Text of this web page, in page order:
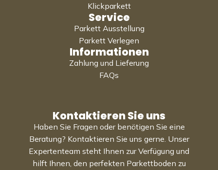
Klickparkett
Service
Parkett Ausstellung
Parkett Verlegen
Informationen
Zahlung und Lieferung
FAQs
Kontaktieren Sie uns
Haben Sie Fragen oder benötigen Sie eine
Beratung? Kontaktieren Sie uns gerne. Unser
Expertenteam steht Ihnen zur Verfügung und
hilft Ihnen, den perfekten Parkettboden zu